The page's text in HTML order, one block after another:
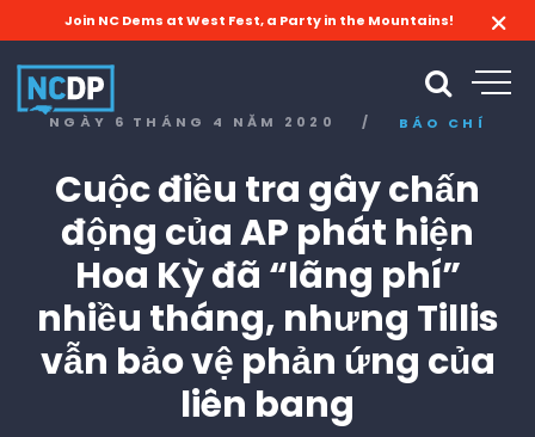
Join NC Dems at West Fest, a Party in the Mountains!
NGÀY 6 THÁNG 4 NĂM 2020 / BÁO CHÍ
Cuộc điều tra gây chấn
động của AP phát hiện
Hoa Kỳ đã “lãng phí”
nhiều tháng, nhưng Tillis
vẫn bảo vệ phản ứng của
liên bang